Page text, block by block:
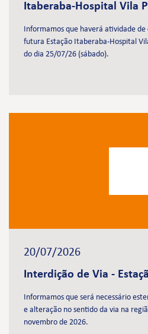
Itaberaba-Hospital Vila
Informamos que haverá atividade
futura Estação Itaberaba-Hospital
do dia 25/07/26 (sábado).
20/07/2026
Interdição de Via -
Informamos que será necessário
e alteração no sentido da via na
novembro de 2026.